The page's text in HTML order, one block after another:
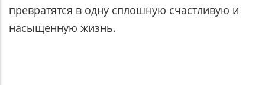
превратятся в одну сплошную счастливую и
насыщенную жизнь.